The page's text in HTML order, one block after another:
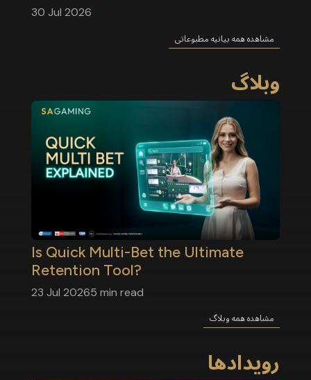
30 Jul 2026
مشاهده همه بیانیه مطبوعاتی
وبلاگ
Is Quick Multi-Bet the Ultimate
Retention Tool?
23 Jul 2026 5 min read
مشاهده همه وبلاگ
رویدادها